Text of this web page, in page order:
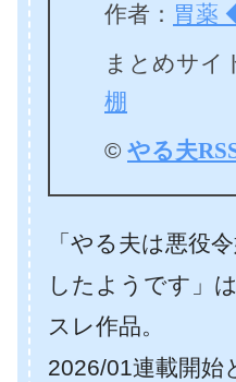
作者： 胃薬
まとめサイ
棚
© やる夫
「やる夫は悪役
したようです」
スレ作品。
2026/01連載開始